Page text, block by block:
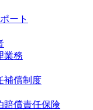
ート
業務
補償制度
賠償責任保険